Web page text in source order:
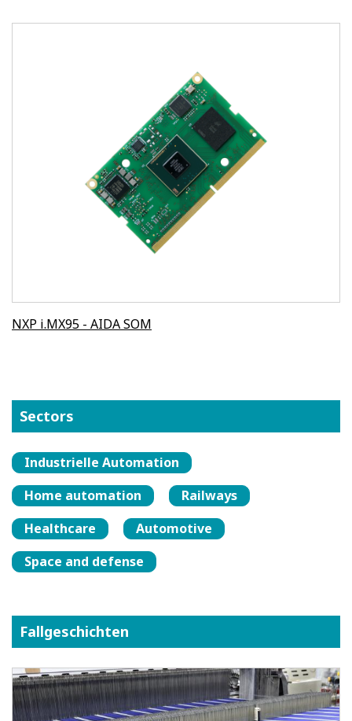
NXP i.MX95 - AIDA SOM
Sectors
Industrielle Automation
Home automation
Railways
Healthcare
Automotive
Space and defense
Fallgeschichten